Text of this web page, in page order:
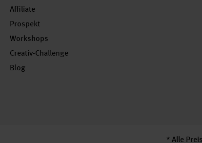
Affiliate
Prospekt
Workshops
Creativ-Challenge
Blog
* Alle